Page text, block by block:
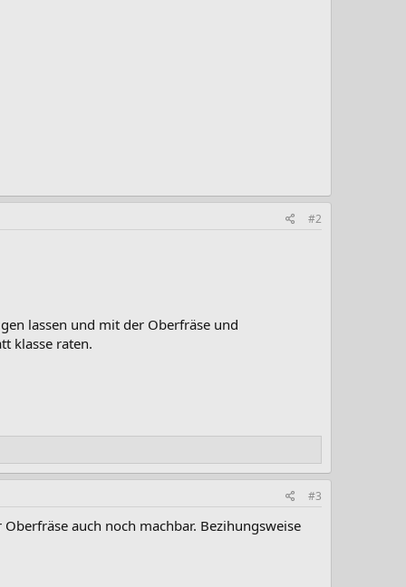
#2
lassen und mit der Oberfräse und
klasse raten.
#3
auch noch machbar. Bezihungsweise